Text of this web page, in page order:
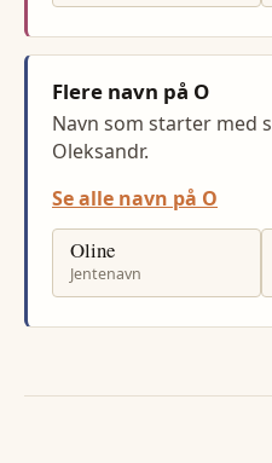
Flere navn på O
Navn som starter med
Oleksandr.
Se alle navn på O
Oline
Jentenavn